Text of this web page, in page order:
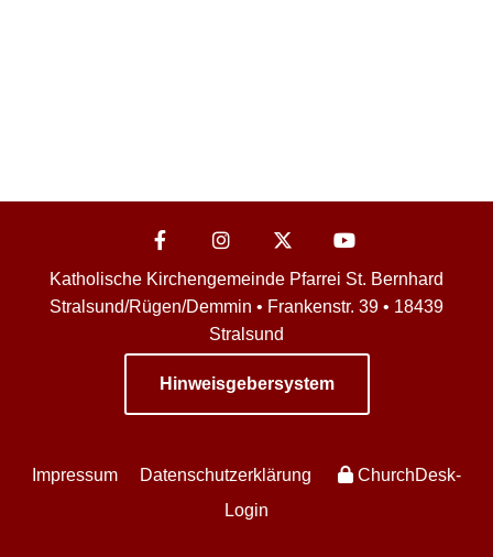
Katholische Kirchengemeinde Pfarrei St. Bernhard
Stralsund/Rügen/Demmin • Frankenstr. 39 • 18439
Stralsund
Hinweisgebersystem
Impressum Datenschutzerklärung
ChurchDesk-
Login